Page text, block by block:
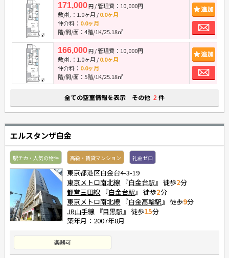
171,000円/ 管理費：10,000円
敷/礼： 1.0ヶ月 /0.0ヶ月
仲介料： 0.0ヶ月
階/間/面：4階/1K/25.18㎡
追
お
166,000円/ 管理費：10,000円
敷/礼： 1.0ヶ月 /0.0ヶ月
仲介料： 0.0ヶ月
階/間/面：5階/1K/25.18㎡
追
お
全ての空室情報を表示 その他 2 件
エルスタンザ白金
駅チカ・人気の物件 高級・賃貸マンション 礼金ゼロ
東京都港区白金台4-3-19
東京メトロ南北線 『白金台駅 』 徒歩2分
都営三田線 『白金台駅 』 徒歩2分
東京メトロ南北線 『白金高輪駅 』 徒歩9分
JR山手線 『目黒駅 』 徒歩15分
築年月：2007年8月
楽器可